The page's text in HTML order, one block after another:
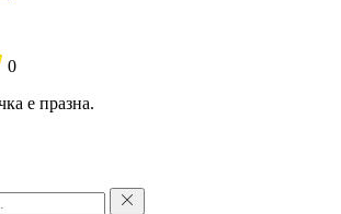
0
е празна.